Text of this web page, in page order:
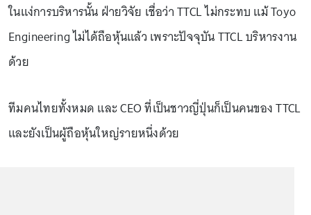
ในแง่การบริหารนั้น ฝ่ายวิจัย เชื่อว่า TTCL ไม่กระทบ แม้ Toyo
Engineering ไม่ได้ถือหุ้นแล้ว เพราะปัจจุบัน TTCL บริหารงาน
ด้วย
ทีมคนไทยทั้งหมด และ CEO ที่เป็นชาวญี่ปุ่นก็เป็นคนของ TTCL
และยังเป็นผู้ถือหุ้นใหญ่รายหนึ่งด้วย